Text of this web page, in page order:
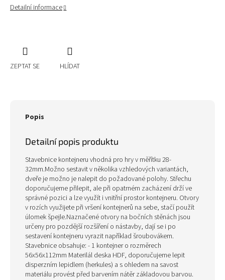
Detailní informace
ZEPTAT SE HLÍDAT
Popis
Detailní popis produktu
Stavebnice kontejneru vhodná pro hry v měřítku 28-
32mm.Možno sestavit v několika vzhledových variantách,
dveře je možno je nalepit do požadované polohy. Střechu
doporučujeme přilepit, ale při opatrném zacházení drží ve
správné pozici a lze využít i vnitřní prostor kontejneru. Otvory
v rozích využijete při vršení kontejnerů na sebe, stačí použít
úlomek špejle.Naznačené otvory na bočních stěnách jsou
určeny pro pozdější rozšíření o nástavby, dají se i po
sestavení kontejneru vyrazit například šroubovákem.
Stavebnice obsahuje: - 1 kontejner o rozměrech
56x56x112mm Materilál deska HDF, doporučujeme lepit
disperzním lepidlem (herkules) a s ohledem na savost
materiálu provést před barvením nátěr základovou barvou.